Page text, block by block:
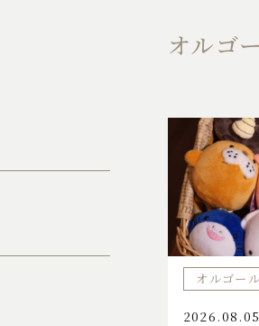
オルゴ
オルゴー
2026.08.05